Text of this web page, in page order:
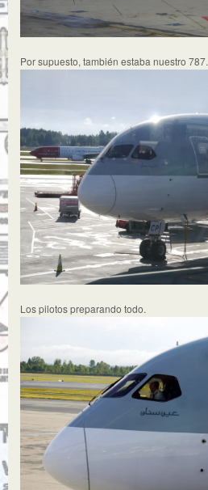
Por supuesto, también estaba nuestro 787.
Los pilotos preparando todo.